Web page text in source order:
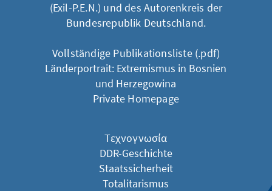
(Exil-P.E.N.) und des Autorenkreis der
Bundesrepublik Deutschland.
Vollständige Publikationsliste (.pdf)
Länderportrait: Extremismus in Bosnien
und Herzegowina
Private Homepage
Τεχνογνωσία
DDR-Geschichte
Staatssicherheit
Totalitarismus